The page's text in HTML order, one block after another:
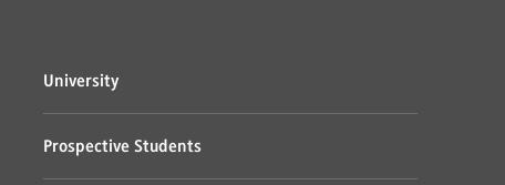
University
Prospective Students